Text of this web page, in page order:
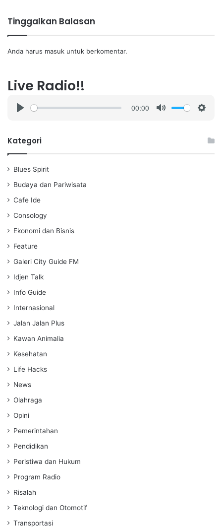
Tinggalkan Balasan
Anda harus masuk untuk berkomentar.
Live Radio!!
a
00:00
Kategori
Blues Spirit
Budaya dan Pariwisata
Cafe Ide
Consology
Ekonomi dan Bisnis
Feature
Galeri City Guide FM
Idjen Talk
Info Guide
Internasional
Jalan Jalan Plus
Kawan Animalia
Kesehatan
Life Hacks
News
Olahraga
Opini
Pemerintahan
Pendidikan
Peristiwa dan Hukum
Program Radio
Risalah
Teknologi dan Otomotif
Transportasi